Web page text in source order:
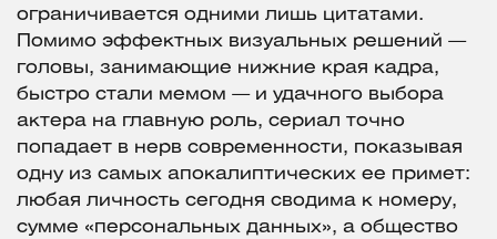
ограничивается одними лишь цитатами.
Помимо эффектных визуальных решений —
головы, занимающие нижние края кадра,
быстро стали мемом — и удачного выбора
актера на главную роль, сериал точно
попадает в нерв современности, показывая
одну из самых апокалиптических ее примет:
любая личность сегодня сводима к номеру,
сумме «персональных данных», а общество